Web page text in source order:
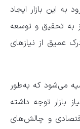
این بازار ایجاد
به تحقیق و توسعه
عمیق از نیازهای
می‌شود که به‌طور
بازار توجه داشته
و چالش‌های